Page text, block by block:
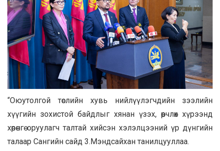
“Оюутолгой төслийн хувь нийлүүлэгчдийн зээлийн
хүүгийн зохистой байдлыг хянан үзэх, өөрчлөх хүрээнд
хөрөнгө оруулагч талтай хийсэн хэлэлцээний үр дүнгийн
талаар Сангийн сайд 3.Мэндсайхан танилцууллаа.